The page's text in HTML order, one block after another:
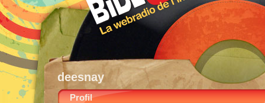
deesnay
Profil